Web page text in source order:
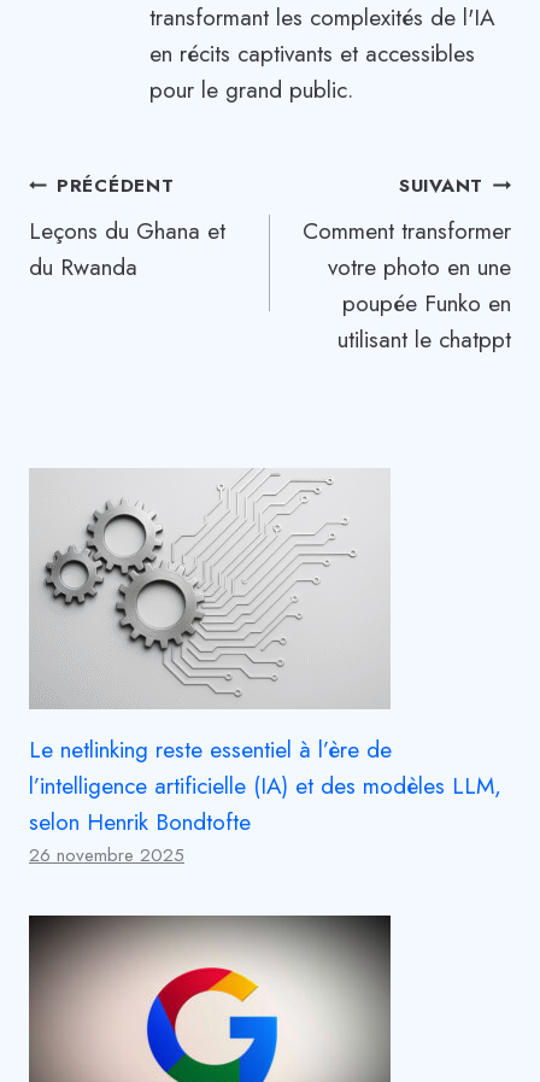
transformant les complexités de l'IA
en récits captivants et accessibles
pour le grand public.
Navigation
de
PRÉCÉDENT
Leçons du Ghana et
du Rwanda
SUIVANT
Comment transformer
votre photo en une
poupée Funko en
utilisant le chatppt
Le netlinking reste essentiel à l’ère de
l’intelligence artificielle (IA) et des modèles LLM,
selon Henrik Bondtofte
26 novembre 2025